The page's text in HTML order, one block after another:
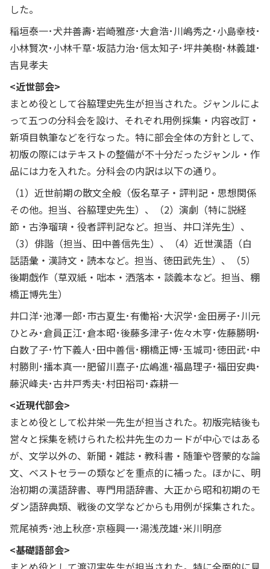
した。
稲垣泰一･犬井善壽･岩崎雅彦･大倉浩･川嶋秀之･小島幸枝･
小林賢次･小林千草･坂詰力治･信太知子･坪井美樹･林義雄･
吉見孝夫
<近世部会>
まとめ役として谷脇理史先生が担当された。ジャンルによ
って五つの分科会を設け、それぞれ用例採集・内容改訂・
新項目執筆などを行なった。特に部会全体の方針として、
初版の際にはテキストの整備が不十分だったジャンル・作
品には力を入れた。分科会の内訳は以下の通り。
（1）近世前期の散文全般（仮名草子・評判記・思想関係
その他。担当、谷脇理史先生）、（2）演劇（特に説経
節・古浄瑠璃・役者評判記など。担当、井口洋先生）、
（3）俳諧（担当、田中善信先生）、（4）近世漢語（白
話語彙・漢詩文・読本など。担当、徳田武先生）、（5）
後期戯作（草双紙・咄本・洒落本・談義本など。担当、棚
橋正博先生）
井口洋･池澤一郎･市古夏生･有働裕･大沢学･金田房子･川元
ひとみ･倉員正江･倉本昭･後藤多津子･佐々木亨･佐藤勝明･
白数了子･竹下義人･田中善信･棚橋正博･玉城司･徳田武･中
村勝則･播本真一･肥留川嘉子･広嶋進･福島理子･福田安典･
藤沢峰夫･古井戸秀夫･村田裕司･森耕一
<近現代部会>
まとめ役として松井栄一先生が担当された。初版完結後も
営々と採集を続けられた松井先生のカードが中心ではある
が、文学以外の、新聞・雑誌・教科書・随筆や啓蒙的な論
文、ベストセラーの類などを重点的に補った。ほかに、明
治初期の漢語辞書、専門用語辞書、大正から昭和初期のモ
ダン語辞典類、戦後の文学などからも用例が採集された。
荒尾禎秀･池上秋彦･京極興一･湯浅茂雄･米川明彦
<基礎語部会>